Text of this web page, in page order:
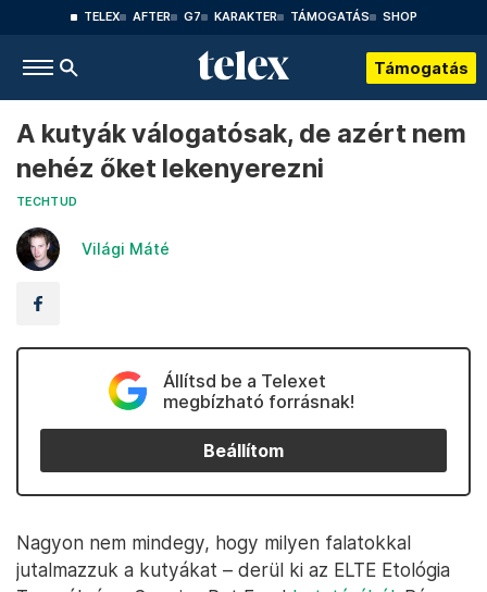
TELEX AFTER G7 KARAKTER TÁMOGATÁS SHOP
Támogatás
A kutyák válogatósak, de azért nem
nehéz őket lekenyerezni
TECHTUD
Világi Máté
Állítsd be a Telexet
megbízható forrásnak!
Beállítom
Nagyon nem mindegy, hogy milyen falatokkal
jutalmazzuk a kutyákat – derül ki az ELTE Etológia